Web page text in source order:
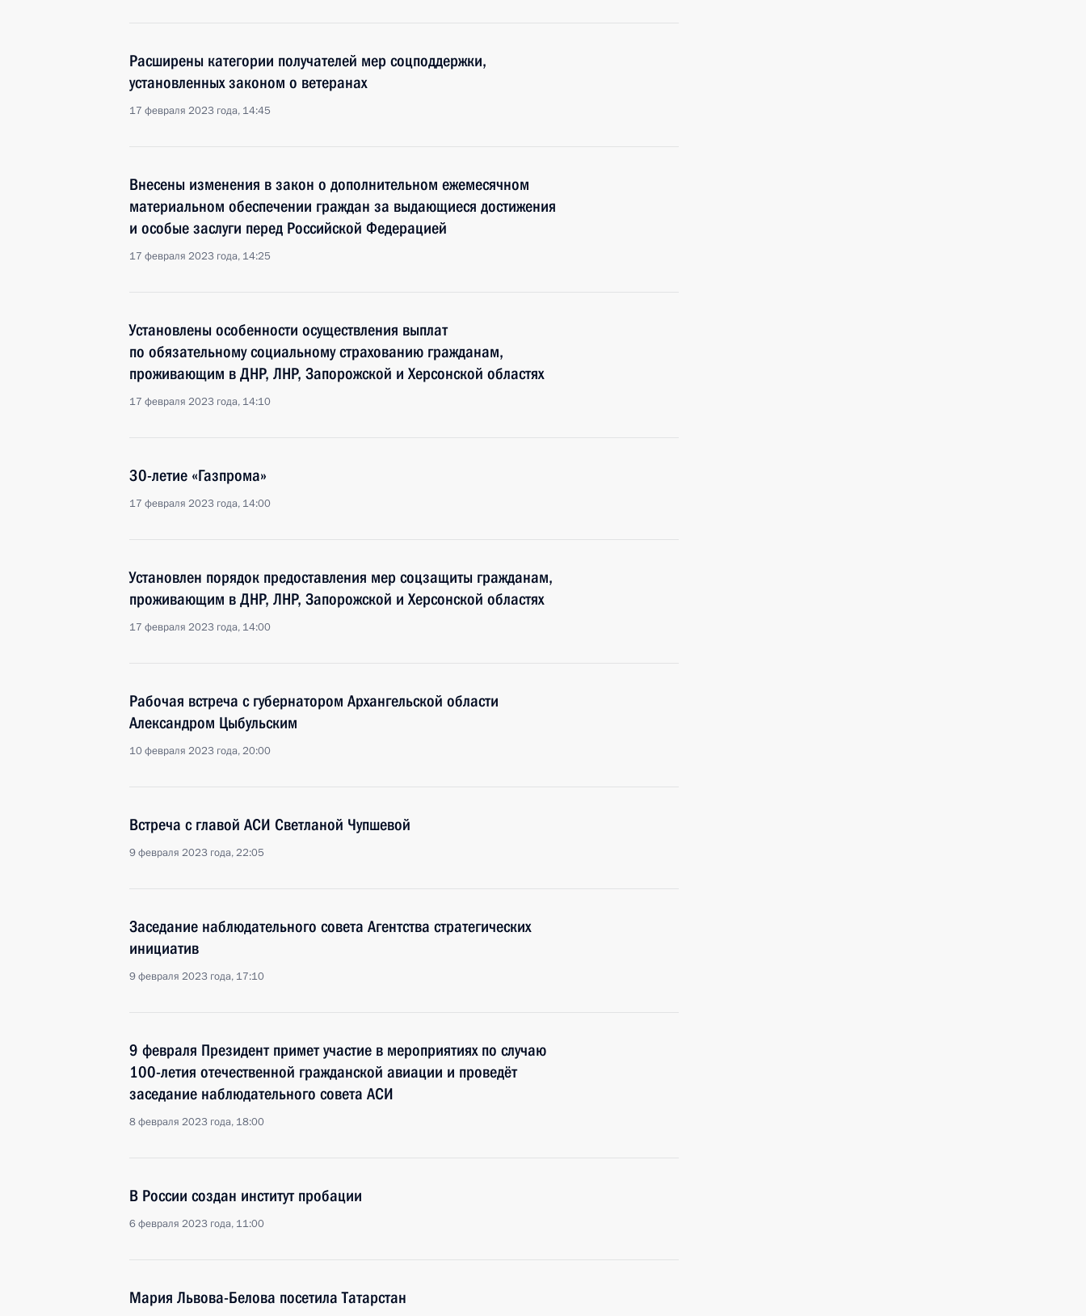
Расширены категории получателей мер соцподдержки,
установленных законом о ветеранах
17 февраля 2023 года, 14:45
Внесены изменения в закон о дополнительном ежемесячном
материальном обеспечении граждан за выдающиеся достижения
и особые заслуги перед Российской Федерацией
17 февраля 2023 года, 14:25
Установлены особенности осуществления выплат
по обязательному социальному страхованию гражданам,
проживающим в ДНР, ЛНР, Запорожской и Херсонской областях
17 февраля 2023 года, 14:10
30-летие «Газпрома»
17 февраля 2023 года, 14:00
Установлен порядок предоставления мер соцзащиты гражданам,
проживающим в ДНР, ЛНР, Запорожской и Херсонской областях
17 февраля 2023 года, 14:00
Рабочая встреча с губернатором Архангельской области
Александром Цыбульским
10 февраля 2023 года, 20:00
Встреча с главой АСИ Светланой Чупшевой
9 февраля 2023 года, 22:05
Заседание наблюдательного совета Агентства стратегических
инициатив
9 февраля 2023 года, 17:10
9 февраля Президент примет участие в мероприятиях по случаю
100-летия отечественной гражданской авиации и проведёт
заседание наблюдательного совета АСИ
8 февраля 2023 года, 18:00
В России создан институт пробации
6 февраля 2023 года, 11:00
Мария Львова-Белова посетила Татарстан